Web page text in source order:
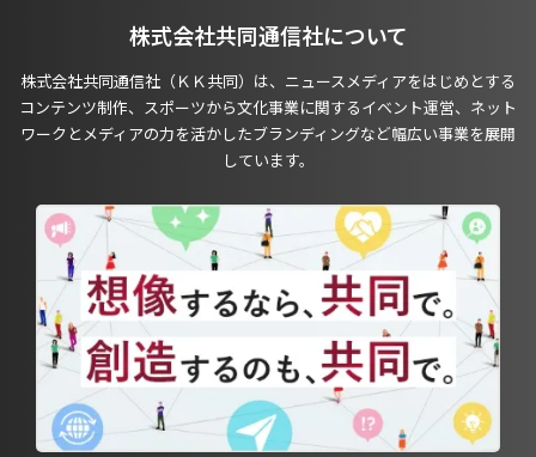
株式会社共同通信社について
株式会社共同通信社（ＫＫ共同）は、ニュースメディアをはじめとする
コンテンツ制作、スポーツから文化事業に関するイベント運営、ネット
ワークとメディアの力を活かしたブランディングなど幅広い事業を展開
しています。